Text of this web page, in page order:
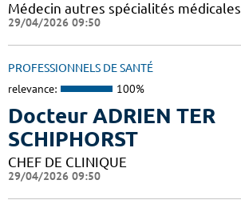
Médecin autres spécialités médicales
29/04/2026 09:50
PROFESSIONNELS DE SANTÉ
relevance: 100%
Docteur ADRIEN TER
SCHIPHORST
CHEF DE CLINIQUE
29/04/2026 09:50